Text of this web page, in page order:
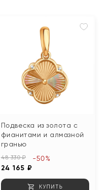
Подвеска из золота с
фианитами и алмазной
гранью
48 330 ₽
24 165 ₽
-50%
КУПИТЬ